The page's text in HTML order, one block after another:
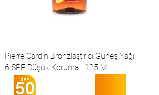
Pierre Cardin Bronzlaştırıcı Güneş Yağı
6 SPF Düşük Koruma - 125 ML